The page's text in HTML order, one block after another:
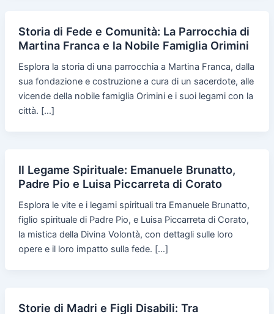
Storia di Fede e Comunità: La Parrocchia di
Martina Franca e la Nobile Famiglia Orimini
Esplora la storia di una parrocchia a Martina Franca, dalla
sua fondazione e costruzione a cura di un sacerdote, alle
vicende della nobile famiglia Orimini e i suoi legami con la
città. […]
Il Legame Spirituale: Emanuele Brunatto,
Padre Pio e Luisa Piccarreta di Corato
Esplora le vite e i legami spirituali tra Emanuele Brunatto,
figlio spirituale di Padre Pio, e Luisa Piccarreta di Corato,
la mistica della Divina Volontà, con dettagli sulle loro
opere e il loro impatto sulla fede. […]
Storie di Madri e Figli Disabili: Tra